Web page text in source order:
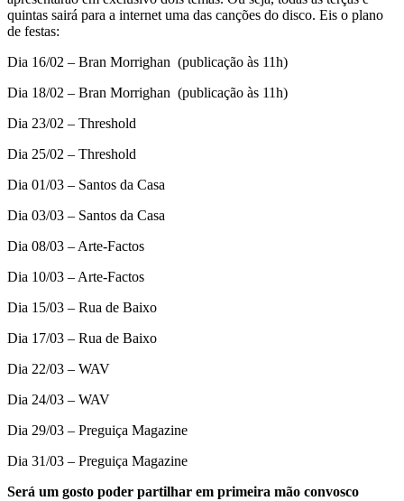
quintas sairá para a internet uma das canções do disco. Eis o plano
de festas:
Dia 16/02 – Bran Morrighan (publicação às 11h)
Dia 18/02 – Bran Morrighan (publicação às 11h)
Dia 23/02 – Threshold
Dia 25/02 – Threshold
Dia 01/03 – Santos da Casa
Dia 03/03 – Santos da Casa
Dia 08/03 – Arte-Factos
Dia 10/03 – Arte-Factos
Dia 15/03 – Rua de Baixo
Dia 17/03 – Rua de Baixo
Dia 22/03 – WAV
Dia 24/03 – WAV
Dia 29/03 – Preguiça Magazine
Dia 31/03 – Preguiça Magazine
Será um gosto poder partilhar em primeira mão convosco